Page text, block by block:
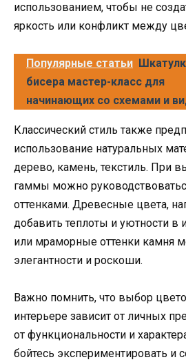
использованием, чтобы не
яркость или конфликт между
Популярные статьи
бисера мастер-класс для
начинающих со схемами и
Классический стиль также
использование натуральных
дерево, камень, текстиль. При
гаммы можно
оттенками. Древесные цвета,
добавить теплоты и уютности в
или мраморные оттенки камня
элегантности и роскоши.
Важно помнить, что выбор
интерьере зависит от личных
от функциональности и
бойтесь экспериментировать и